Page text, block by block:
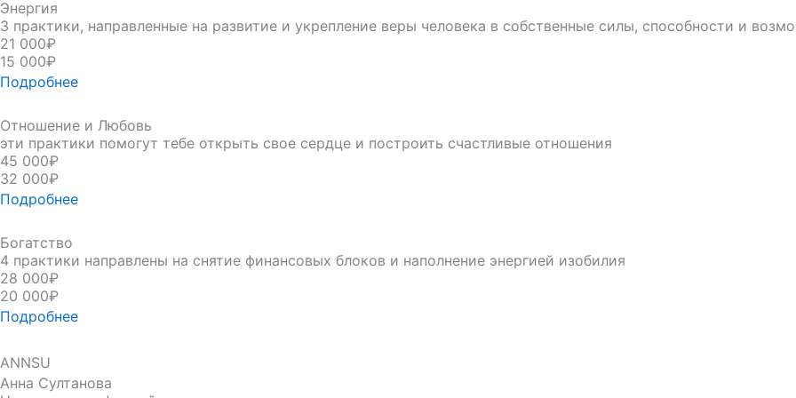
Энергия
3 практики, направленные на развитие и укрепление веры человека в собственные силы, способности и
21 000₽
15 000₽
Подробнее
Отношение и Любовь
эти практики помогут тебе открыть свое сердце и построить счастливые отношения
45 000₽
32 000₽
Подробнее
Богатство
4 практики направлены на снятие финансовых блоков и наполнение энергией изобилия
28 000₽
20 000₽
Подробнее
ANNSU
Анна Султанова